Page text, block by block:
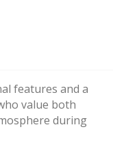
features and a
value both
during